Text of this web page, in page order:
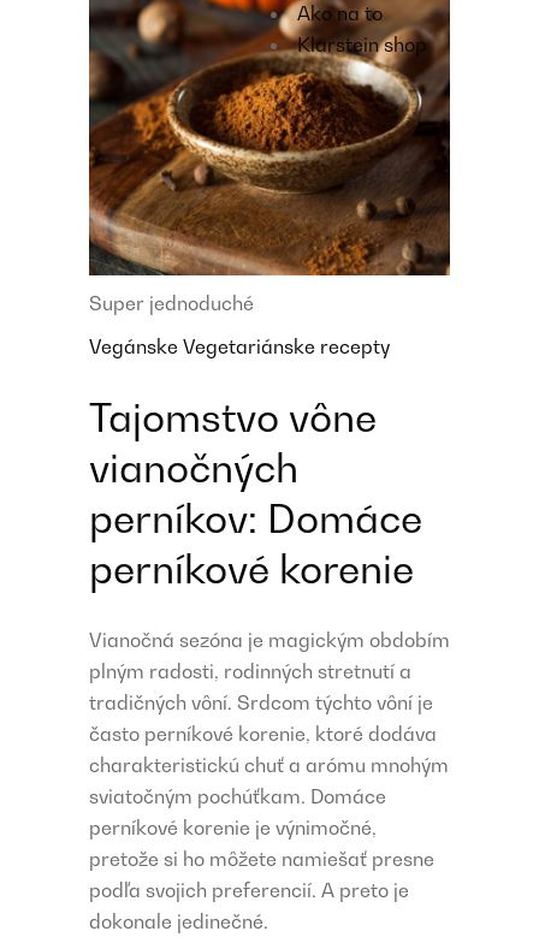
Ako na to
Klarstein shop
Super jednoduché
Vegánske Vegetariánske recepty
Tajomstvo vône
vianočných
perníkov: Domáce
perníkové korenie
Vianočná sezóna je magickým obdobím
plným radosti, rodinných stretnutí a
tradičných vôní. Srdcom týchto vôní je
často perníkové korenie, ktoré dodáva
charakteristickú chuť a arómu mnohým
sviatočným pochúťkam. Domáce
perníkové korenie je výnimočné,
pretože si ho môžete namiešať presne
podľa svojich preferencií. A preto je
dokonale jedinečné.